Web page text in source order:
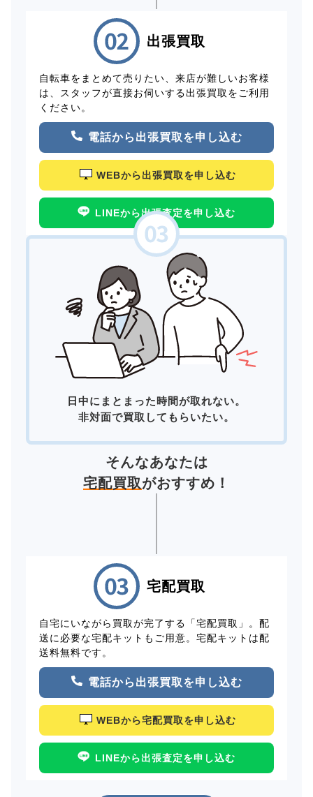
出張買取
自転車をまとめて売りたい、来店が難しいお客様
は、スタッフが直接お伺いする出張買取をご利用
ください。
電話から出張買取を申し込む
WEBから出張買取を申し込む
LINEから出張査定を申し込む
日中にまとまった時間が取れない。
非対面で買取してもらいたい。
そんなあなたは
宅配買取がおすすめ！
宅配買取
自宅にいながら買取が完了する「宅配買取」。配
送に必要な宅配キットもご用意。宅配キットは配
送料無料です。
電話から出張買取を申し込む
WEBから宅配買取を申し込む
LINEから出張査定を申し込む